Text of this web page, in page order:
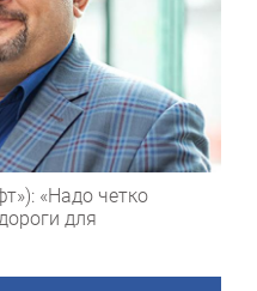
«Надо четко
для